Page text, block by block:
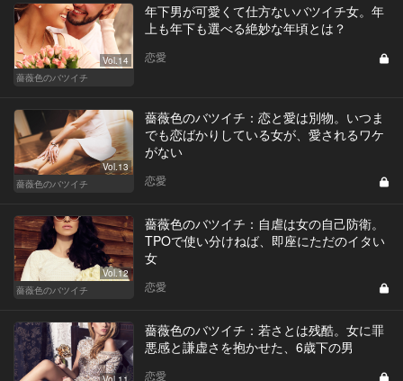
Vol.14
薔薇色のバツイチ
年下男が可愛くて仕方ないバツイチ女。年
上も年下も選べる絶妙な年頃とは？
恋愛
Vol.13
薔薇色のバツイチ
薔薇色のバツイチ：恋と愛は別物。いつま
でも恋ばかりしている女が、愛されるワケ
がない
恋愛
Vol.12
薔薇色のバツイチ
薔薇色のバツイチ：自虐は女の自己防衛。
TPOで使い分けねば、即座にただのイタい
女
恋愛
薔薇色のバツイチ：若さとは残酷。女に罪
悪感と謙虚さを抱かせた、6歳下の男
恋愛